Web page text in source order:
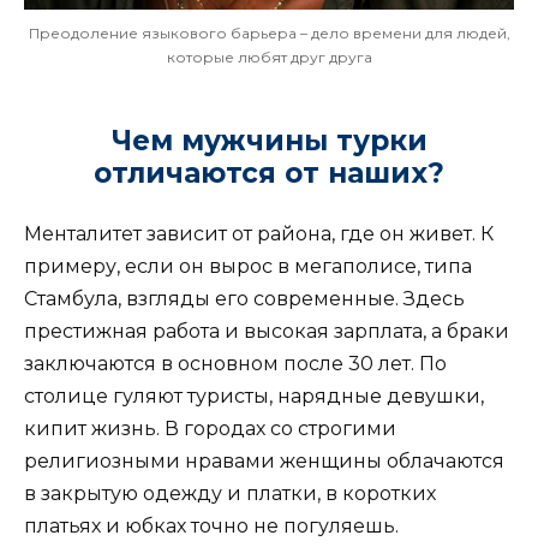
Преодоление языкового барьера – дело времени для людей,
которые любят друг друга
Чем мужчины турки
отличаются от наших?
Менталитет зависит от района, где он живет. К
примеру, если он вырос в мегаполисе, типа
Стамбула, взгляды его современные. Здесь
престижная работа и высокая зарплата, а браки
заключаются в основном после 30 лет. По
столице гуляют туристы, нарядные девушки,
кипит жизнь. В городах со строгими
религиозными нравами женщины облачаются
в закрытую одежду и платки, в коротких
платьях и юбках точно не погуляешь.